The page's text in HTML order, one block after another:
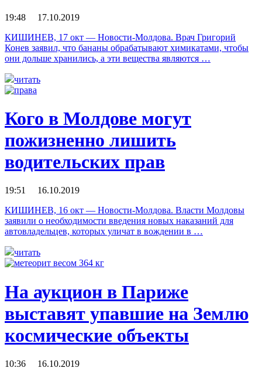
19:48 17.10.2019
КИШИНЕВ, 17 окт — Новости-Молдова. Врач Григорий
Конев заявил, что бананы обрабатывают химикатами, чтобы
они дольше хранились, а эти вещества являются …
читать
Кого в Молдове могут
пожизненно лишить
водительских прав
19:51 16.10.2019
КИШИНЕВ, 16 окт — Новости-Молдова. Власти Молдовы
заявили о необходимости введения новых наказаний для
автовладельцев, которых уличат в вождении в …
читать
На аукцион в Париже
выставят упавшие на Землю
космические объекты
10:36 16.10.2019